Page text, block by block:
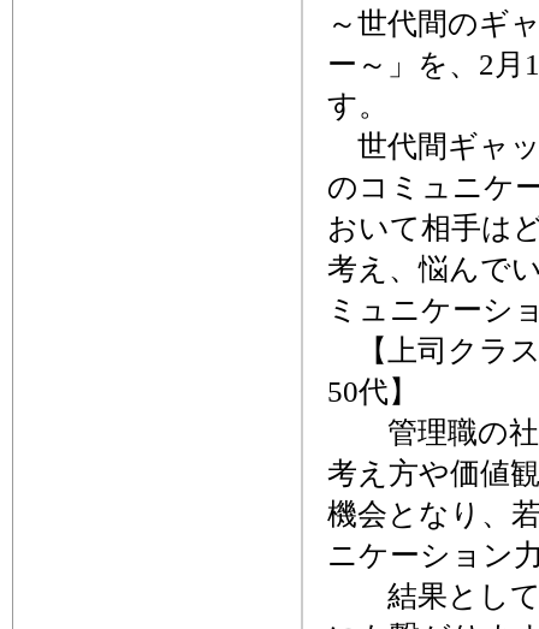
～世代間のギ
ー～」を、2月
す。
世代間ギャ
のコミュニケ
おいて相手は
考え、悩んで
ミュニケーシ
【上司クラ
50代】
管理職の社
考え方や価値
機会となり、
ニケーション
結果として